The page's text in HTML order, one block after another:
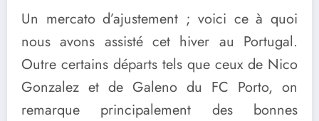
Un mercato d’ajustement ; voici ce à quoi
nous avons assisté cet hiver au Portugal.
Outre certains départs tels que ceux de Nico
Gonzalez et de Galeno du FC Porto, on
remarque principalement des bonnes